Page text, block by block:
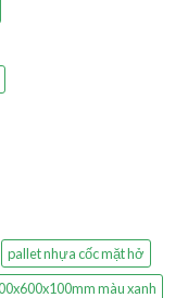
pallet nhựa cốc mặt hở
màu xanh